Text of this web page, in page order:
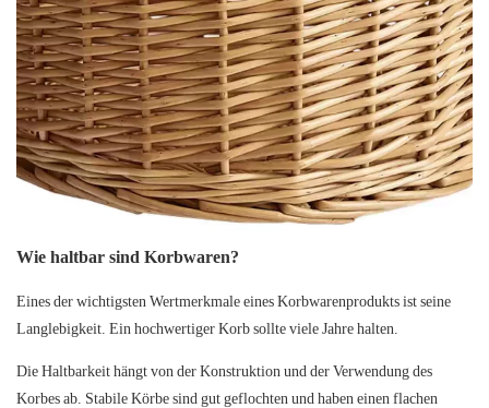
Wie haltbar sind Korbwaren?
Eines der wichtigsten Wertmerkmale eines Korbwarenprodukts ist seine
Langlebigkeit. Ein hochwertiger Korb sollte viele Jahre halten.
Die Haltbarkeit hängt von der Konstruktion und der Verwendung des
Korbes ab. Stabile Körbe sind gut geflochten und haben einen flachen